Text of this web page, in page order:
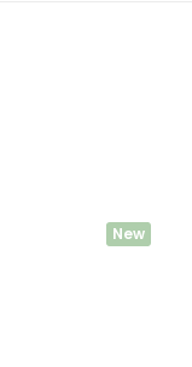
New